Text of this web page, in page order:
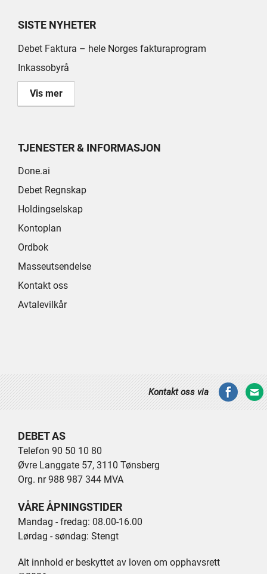
SISTE NYHETER
Debet Faktura – hele Norges fakturaprogram
Inkassobyrå
Vis mer
TJENESTER & INFORMASJON
Done.ai
Debet Regnskap
Holdingselskap
Kontoplan
Ordbok
Masseutsendelse
Kontakt oss
Avtalevilkår
Kontakt oss via
DEBET AS
Telefon 90 50 10 80
Øvre Langgate 57, 3110 Tønsberg
Org. nr 988 987 344 MVA
VÅRE ÅPNINGSTIDER
Mandag - fredag: 08.00-16.00
Lørdag - søndag: Stengt
Alt innhold er beskyttet av loven om opphavsrett